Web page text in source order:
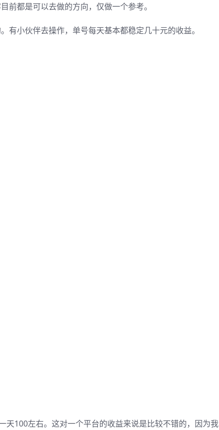
前都是可以去做的方向，仅做一个参考。
小伙伴去操作，单号每天基本都稳定几十元的收益。
100左右。这对一个平台的收益来说是比较不错的，因为我